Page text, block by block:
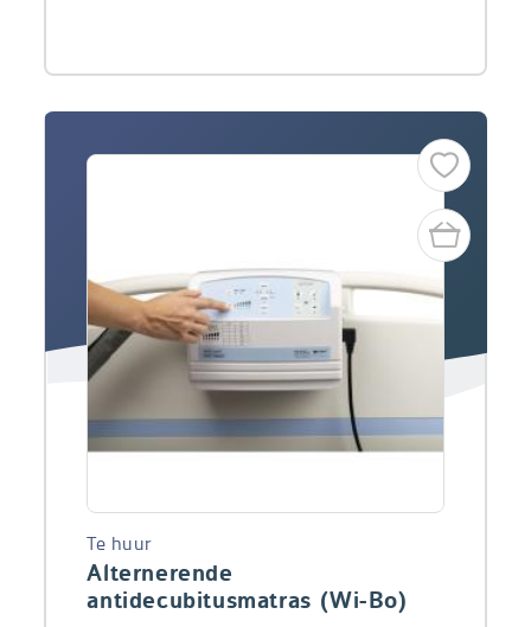
Alternerende
antidecubitusmatras (Wi-Bo)
Te huur